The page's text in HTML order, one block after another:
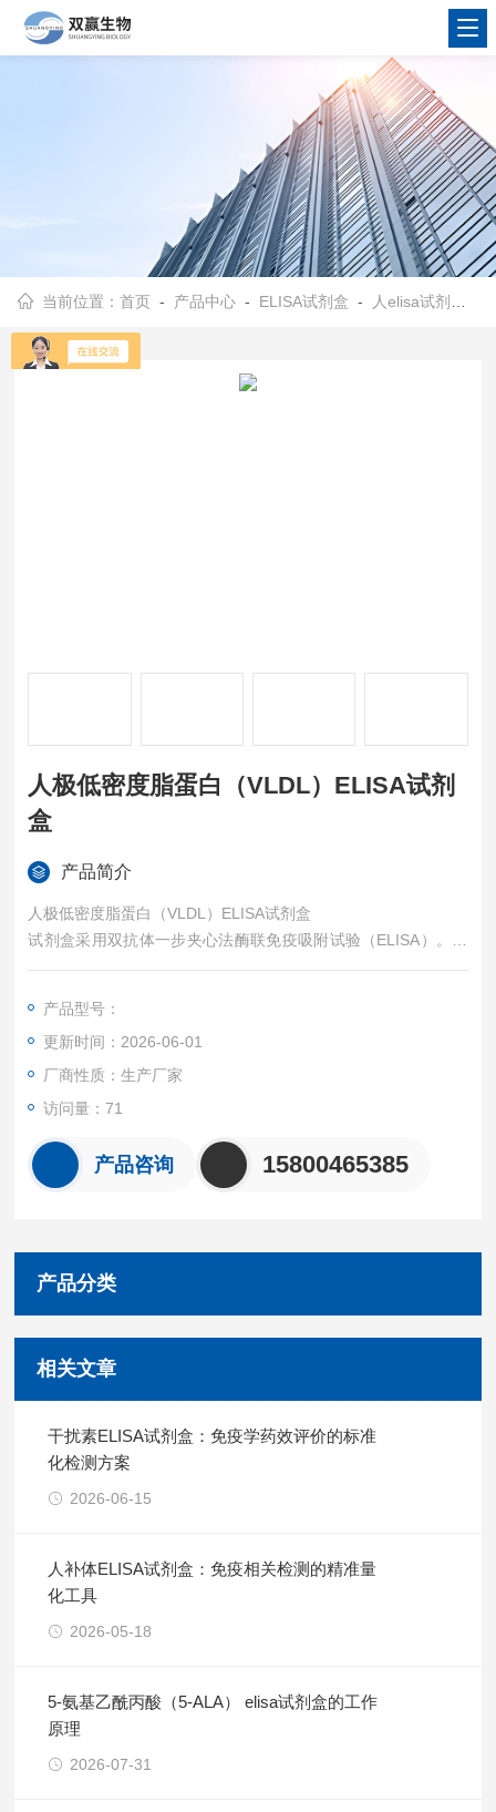
当前位置：首页 - 产品中心 - ELISA试剂盒 - 人elisa试剂盒
人极低密度脂蛋白（VLDL）ELISA试剂
盒
产品简介
人极低密度脂蛋白（VLDL）ELISA试剂盒
试剂盒采用双抗体一步夹心法酶联免疫吸附试验（ELISA）。往
预先包被锁链素（DES）抗体的包被微孔中，依次加入标本、标
色，TMB在过氧化物酶的催化下转化成蓝色，并在酸的作用下转
化成最终的黄色。颜色的深浅和样品中的锁链素（DES）呈正相
关。
产品型号：
更新时间：2026-06-01
厂商性质：生产厂家
访问量：71
产品咨询 15800465385
产品分类
相关文章
干扰素ELISA试剂盒：免疫学药效评价的标准
化检测方案
2026-06-15
人补体ELISA试剂盒：免疫相关检测的精准量
化工具
2026-05-18
5-氨基乙酰丙酸（5-ALA） elisa试剂盒的工作
原理
2026-07-31